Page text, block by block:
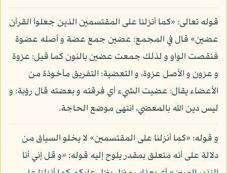
قوله تعالى: «كما أنزلنا على المقتسمين الذين جعلوا القرآن
عضين» قال في المجمع: عضين جمع عضة و أصله عضوة
فنقصت الواو و لذلك جمعت عضين بالنون كما قيل: عزوة
و عزون و الأصل عزوة، و التعضية: التفريق مأخوذة من
الأعضاء يقال: عضيت الشيء أي فرقته و بعضته قال رؤبة: و
ليس دين الله بالمعضي، انتهى موضع الحاجة.
و قوله: «كما أنزلنا على المقتسمين» لا يخلو السياق من
دلالة على أنه متعلق بمقدر يلوح إليه قوله: «و قل إني أنا